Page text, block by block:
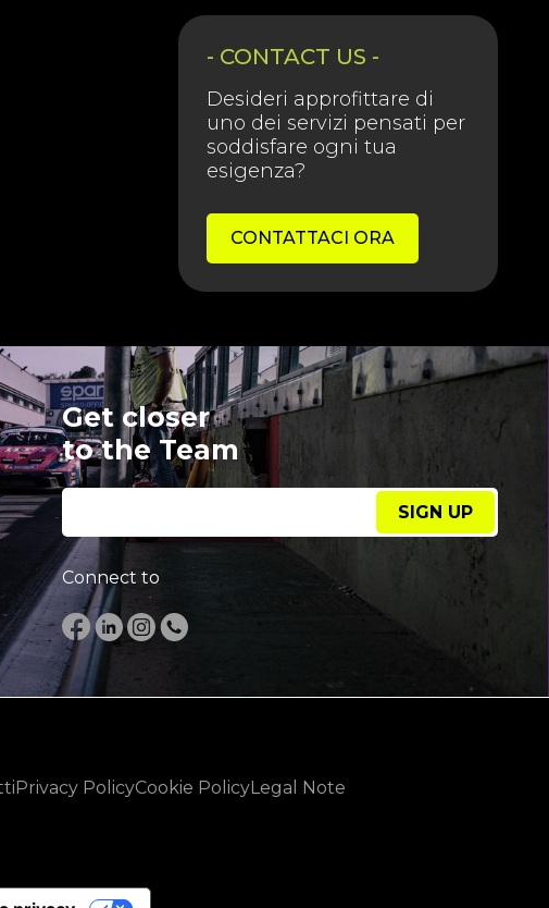
- CONTACT US -
Desideri approfittare di
uno dei servizi pensati per
soddisfare ogni tua
esigenza?
CONTATTACI ORA
Get closer
to the Team
SIGN UP
Connect to
Privacy PolicyCookie PolicyLegal Note